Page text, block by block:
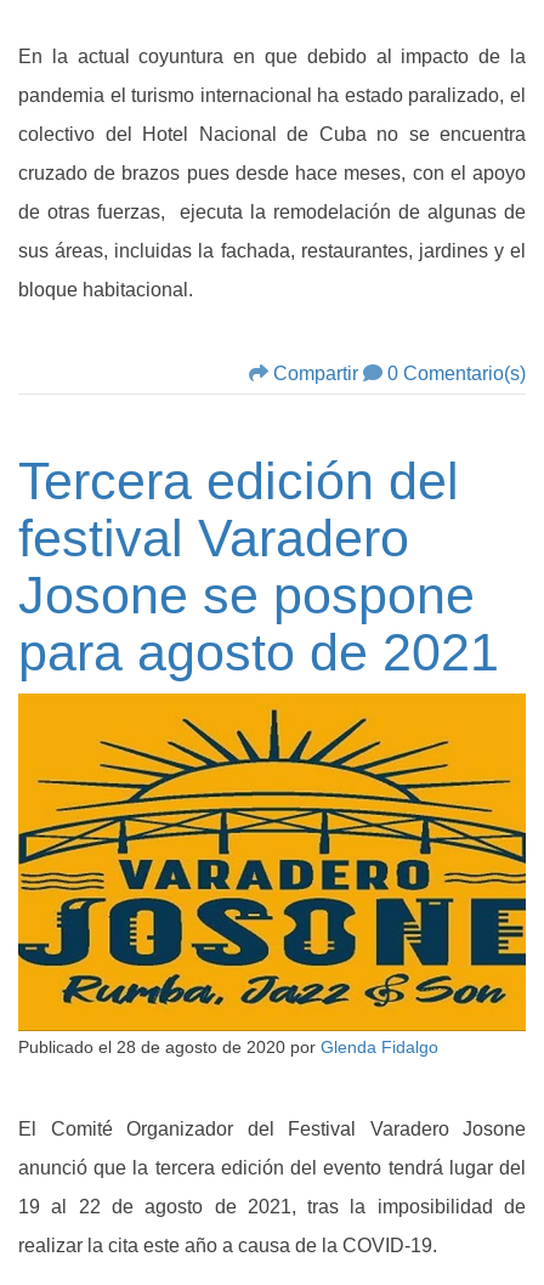
En la actual coyuntura en que debido al impacto de la
pandemia el turismo internacional ha estado paralizado, el
colectivo del Hotel Nacional de Cuba no se encuentra
cruzado de brazos pues desde hace meses, con el apoyo
de otras fuerzas, ejecuta la remodelación de algunas de
sus áreas, incluidas la fachada, restaurantes, jardines y el
bloque habitacional.
Compartir 0 Comentario(s)
Tercera edición del
festival Varadero
Josone se pospone
para agosto de 2021
Publicado el 28 de agosto de 2020 por Glenda Fidalgo
El Comité Organizador del Festival Varadero Josone
anunció que la tercera edición del evento tendrá lugar del
19 al 22 de agosto de 2021, tras la imposibilidad de
realizar la cita este año a causa de la COVID-19.